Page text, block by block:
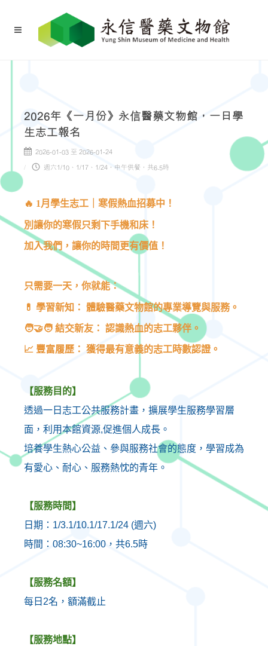
2026年《一月份》永信醫藥文物館，一日學
生志工報名
2026-01-03 至 2026-01-24
週六1/10、1/17、1/24，中午供餐，共6.5時
🔥 1 月學生志工｜寒假熱血招募中！
別讓你的寒假只剩下手機和床！
加入我們，讓你的時間更有價值！
只需要一天，你就能：
💊 學習新知： 體驗醫藥文物館的專業導覽與服務。
🧑‍🤝‍🧑 結交新友： 認識熱血的志工夥伴。
📈 豐富履歷： 獲得最有意義的志工時數認證。
【服務目的】
透過一日志工公共服務計畫，擴展學生服務學習層
面，利用本館資源,促進個人成長。
培養學生熱心公益、參與服務社會的態度，學習成為
有愛心、耐心、服務熱忱的青年。
【服務時間】
日期： 1/3.1/10.1/17.1/24 (週六)
時間： 08:30~16:00 ，共6.5時
【服務名額】
每日 2名，額滿截止
【服務地點】